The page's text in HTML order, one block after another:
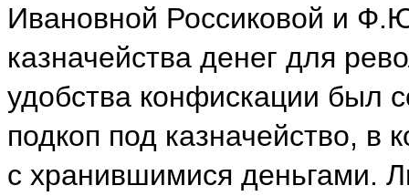
Ивановной Россиковой и
казначейства денег для
удобства конфискации был
подкоп под казначейство, в
с хранившимися деньгами.